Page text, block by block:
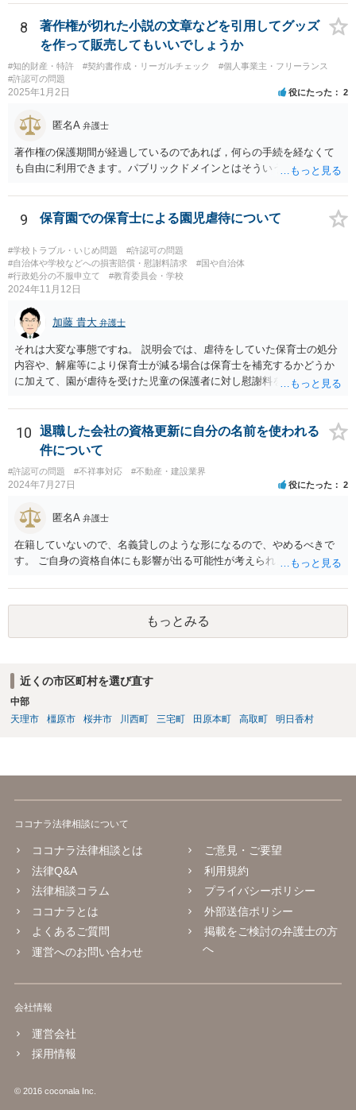
8
著作権が切れた小説の文章などを引用してグッズ
を作って販売してもいいでしょうか
#知的財産・特許 #契約書作成・リーガルチェック
#個人事業主・フリーランス
#許認可の問題
2025年1月2日 役にたった 2
匿名A 弁護士
著作権の保護期間が経過しているのであれば，何らの手続を経なくて
も自由に利用できます。パブリックドメインとはそういう意味です。
9 保育園での保育士による園児虐待について
#学校トラブル・いじめ問題
#許認可の問題
#自治体や学校などへの損害賠償・慰謝料請求
#国や自治体
#行政処分の不服申立て
#教育委員会・学校
2024年11月12日
加藤 貴大 弁護士
それは大変な事態ですね。 説明会では、虐待をしていた保育士の処分
内容や、解雇等により保育士が減る場合は保育士を補充するかどうか
に加えて、園が虐待を受けた児童の保護者に対し慰謝料を支払うかど
対する慰謝料の支払いをする意思がないようであれば、訴訟提起も視
野に入れるとよいでしょう。その場合、お一人お一人の慰謝料額はあ
まり高額にならず弁護士費用のほうが高くなるおそれがありますの
で、集団で同じ弁護士に依頼したほうが、弁護士費用は抑えられると
思います（ただし、全員分の慰謝料を園が支払えない場合には、誰が
いくら取得するかで揉めてしまうと弁護士が辞任せざるを得なくなり
ますので、そういったリスクを慎重に検討した上でご判断いただく必
要があります）。
10
退職した会社の資格更新に自分の名前を使われる
件について
#許認可の問題 #不祥事対応 #不動産・建設業界
2024年7月27日 役にたった 2
匿名A 弁護士
在籍していないので、名義貸しのような形になるので、やめるべきで
す。 ご自身の資格自体にも影響が出る可能性が考えられます。
もっとみる
近くの市区町村を選び直す
中部
天理市
橿原市 桜井市 川西町 三宅町 田原本町 高取町 明日香村
ココナラ法律相談について
ココナラ法律相談とは
法律Q&A
法律相談コラム
ココナラとは
よくあるご質問
運営へのお問い合わせ
ご意見・ご要望
利用規約
プライバシーポリシー
外部送信ポリシー
掲載をご検討の弁護士の方
へ
会社情報
運営会社
採用情報
© 2016 coconala Inc.